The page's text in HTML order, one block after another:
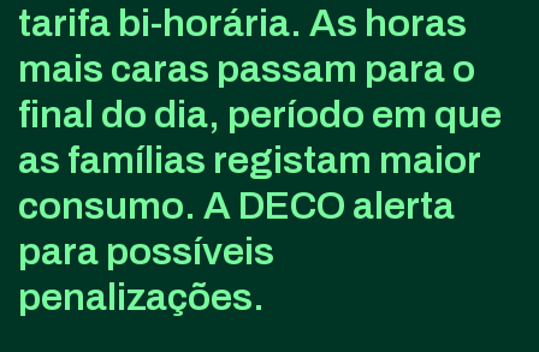
tarifa bi-horária. As horas
mais caras passam para o
final do dia, período em que
as famílias registam maior
consumo. A DECO alerta
para possíveis
penalizações.